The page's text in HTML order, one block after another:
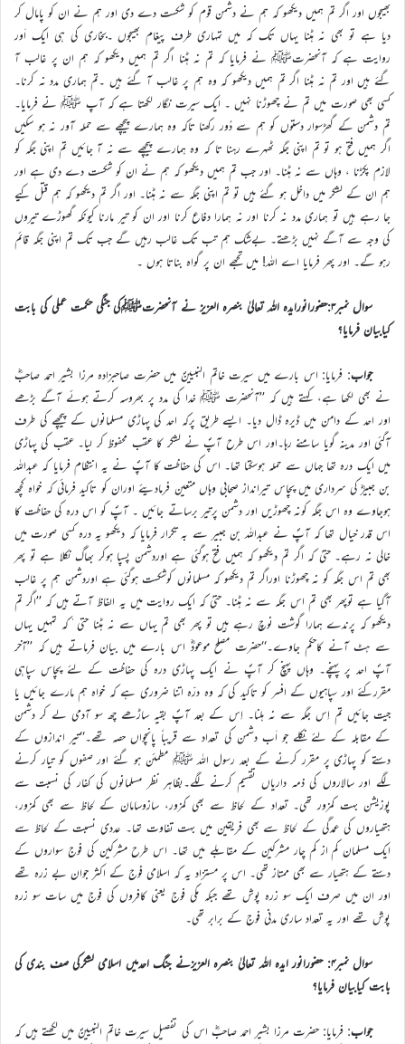
بھیجوں اور اگر تم ہمیں دیکھو کہ ہم نے دشمن قوم کو شکست دے دی اور ہم نے ان کو پامال کر
دیا ہے تو بھی نہ ہٹنا یہاں تک کہ میں تمہاری طرف پیغام بھیجوں ۔بخاری کی ہی ایک اَور
روایت ہے کہ آنحضرتﷺ نے فرمایا کہ تم نہ ہٹنا اگر تم ہمیں دیکھو کہ ہم ان پر غالب آ
گئے ہیں اور تم نہ ہٹنا اگر تم ہمیں دیکھو کہ وہ ہم پر غالب آ گئے ہیں ۔تم ہماری مدد نہ کرنا۔
کسی بھی صورت میں تم نے چھوڑنا نہیں ۔ ایک سیرت نگار لکھتا ہے کہ آپ ﷺ نے فرمایا۔
تم دشمن کے گھڑسوار دستوں کو ہم سے دُور رکھنا تاکہ وہ ہمارے پیچھے سے حملہ آور نہ ہو سکیں
اگر ہمیں فتح ہو تو تم اپنی جگہ ٹھہرے رہنا تا کہ وہ ہمارے پیچھے سے نہ آ جائیں تم اپنی جگہ کو
لازم پکڑنا ، وہاں سے نہ ہٹنا۔ اور جب تم ہمیں دیکھو کہ ہم نے ان کو شکست دے دی ہے اور
ہم ان کے لشکر میں داخل ہو گئے ہیں تو تم اپنی جگہ سے نہ ہٹنا۔ اور اگر تم دیکھو کہ ہم قتل کیے
جا رہے ہیں تو ہماری مدد نہ کرنا اور نہ ہمارا دفاع کرنا اور ان کو تیر مارنا کیونکہ گھوڑے تیروں
کی وجہ سے آگے نہیں بڑھتے۔ بےشک ہم تب تک غالب رہیں گے جب تک تم اپنی جگہ قائم
رہو گے۔ اور پھر فرمایا اے اللہ! میں تجھے ان پر گواہ بناتا ہوں ۔
سوال نمبر۳:حضورانورایدہ اللہ تعالیٰ بنصرہ العزیز نے آنحضرتﷺکی جنگی حکمت عملی کی بابت
کیابیان فرمایا؟
جواب: فرمایا: اس بارے میں سیرت خاتم النبیینؐ میں حضرت صاحبزادہ مرزا بشیر احمد صاحبؓ
نے بھی لکھا ہے، کہتے ہیں کہ ’’آنحضرت ﷺ خدا کی مدد پر بھروسہ کرتے ہوئے آگے بڑھے
اور احد کے دامن میں ڈیرہ ڈال دیا۔ ایسے طریق پرکہ احد کی پہاڑی مسلمانوں کے پیچھے کی طرف
آگئی اور مدینہ گویا سامنے رہا۔اور اس طرح آپؐ نے لشکر کا عقب محفوظ کر لیا۔ عقب کی پہاڑی
میں ایک درہ تھا جہاں سے حملہ ہوسکتا تھا۔ اس کی حفاظت کا آپؐ نے یہ انتظام فرمایا کہ عبداللہ
بن جبیرؓ کی سرداری میں پچاس تیرانداز صحابی وہاں متعین فرمادیئے اوران کو تاکید فرمائی کہ خواہ کچھ
ہوجاوے وہ اس جگہ کونہ چھوڑیں اور دشمن پرتیر برساتے جائیں ۔ آپؐ کو اس درہ کی حفاظت کا
اس قدر خیال تھا کہ آپؐ نے عبداللہ بن جبیر سے بہ تکرار فرمایا کہ دیکھو یہ درہ کسی صورت میں
خالی نہ رہے۔ حتیٰ کہ اگر تم دیکھو کہ ہمیں فتح ہوگئی ہے اوردشمن پسپا ہوکر بھاگ نکلا ہے تو پھر
بھی تم اس جگہ کو نہ چھوڑنا اوراگر تم دیکھو کہ مسلمانوں کوشکست ہوگئی ہے اوردشمن ہم پر غالب
آگیا ہے توپھر بھی تم اس جگہ سے نہ ہٹنا۔ حتیٰ کہ ایک روایت میں یہ الفاظ آتے ہیں کہ ’’اگر تم
دیکھو کہ پرندے ہمارا گوشت نوچ رہے ہیں تو پھر بھی تم یہاں سے نہ ہٹنا حتی ٰکہ تمہیں یہاں
سے ہٹ آنے کاحکم جاوے۔‘‘حضرت مصلح موعودؓ اس بارے میں بیان فرماتے ہیں کہ ’’آخر
آپؐ احد پر پہنچے۔ وہاں پہنچ کر آپؐ نے ایک پہاڑی درہ کی حفاظت کے لئے پچاس سپاہی
مقررکئے اور سپاہیوں کے افسر کو تاکید کی کہ وہ درّہ اتنا ضروری ہے کہ خواہ ہم مارے جائیں یا
جیت جائیں تم اِس جگہ سے نہ ہلنا۔ اِس کے بعد آپؐ بقیہ ساڑھے چھ سو آدمی لے کر دشمن
کے مقابلہ کے لئے نکلے جو اَب دشمن کی تعداد سے قریباً پانچواں حصہ تھے۔‘‘تیر اندازوں کے
دستے کو پہاڑی پر مقرر کرنے کے بعد رسول اللہ ﷺ مطمئن ہو گئے اور صفوں کو تیار کرنے
لگے اور سالاروں کی ذمہ داریاں تقسیم کرنے لگے۔بظاہر نظر مسلمانوں کی کفار کی نسبت سے
پوزیشن بہت کمزور تھی۔ تعداد کے لحاظ سے بھی کمزور، سازوسامان کے لحاظ سے بھی کمزور،
ہتھیاروں کی عمدگی کے لحاظ سے بھی فریقین میں بہت تفاوت تھا۔ عددی نسبت کے لحاظ سے
ایک مسلمان کم از کم چار مشرکین کے مقابلے میں تھا۔ اس طرح مشرکین کی فوج سواروں کے
دستے کے ہتھیار سے بھی ممتاز تھی۔ اس پر مستزاد یہ کہ اسلامی فوج کے اکثر جوان بے زرہ تھے
اور ان میں صرف ایک سو زرہ پوش تھے جبکہ مکی فوج یعنی کافروں کی فوج میں سات سو زرہ
پوش تھے اور یہ تعداد ساری مدنی فوج کے برابر تھی۔
سوال نمبر۴: حضورانور ایدہ اللہ تعالیٰ بنصرہ العزیزنے جنگ احدمیں اسلامی لشکرکی صف بندی کی
بابت کیابیان فرمایا؟
جواب: فرمایا: حضرت مرزا بشیر احمد صاحبؓ اس کی تفصیل سیرت خاتم النبیینؐ میں لکھتے ہیں کہ